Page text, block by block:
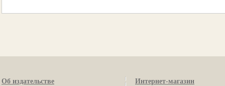
Об издательстве Интернет-магазин